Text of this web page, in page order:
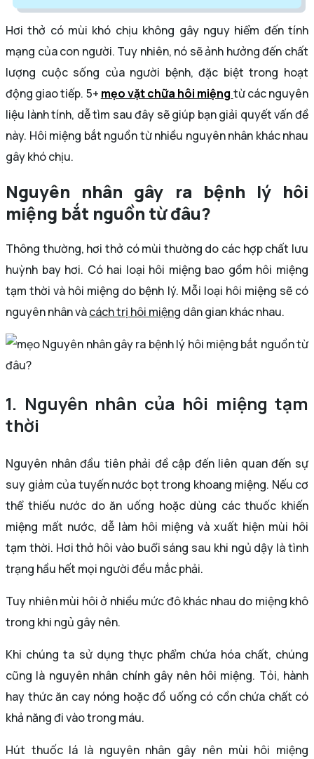
Hơi thở có mùi khó chịu không gây nguy hiểm đến tính
mạng của con người. Tuy nhiên, nó sẽ ảnh hưởng đến chất
lượng cuộc sống của người bệnh, đặc biệt trong hoạt
động giao tiếp. 5+ mẹo vặt chữa hôi miệng từ các nguyên
liệu lành tính, dễ tìm sau đây sẽ giúp bạn giải quyết vấn đề
này. Hôi miệng bắt nguồn từ nhiều nguyên nhân khác nhau
gây khó chịu.
Nguyên nhân gây ra bệnh lý hôi
miệng bắt nguồn từ đâu?
Thông thường, hơi thở có mùi thường do các hợp chất lưu
huỳnh bay hơi. Có hai loại hôi miệng bao gồm hôi miệng
tạm thời và hôi miệng do bệnh lý. Mỗi loại hôi miệng sẽ có
nguyên nhân vàcách trị hôi miệng dân gian khác nhau.
Nguyên nhân gây ra bệnh lý hôi miệng bắt nguồn từ
đâu?
1. Nguyên nhân của hôi miệng tạm
thời
Nguyên nhân đầu tiên phải đề cập đến liên quan đến sự
suy giảm của tuyến nước bọt trong khoang miệng. Nếu cơ
thể thiếu nước do ăn uống hoặc dùng các thuốc khiến
miệng mất nước, dễ làm hôi miệng và xuất hiện mùi hôi
tạm thời. Hơi thở hôi vào buổi sáng sau khi ngủ dậy là tình
trạng hầu hết mọi người đều mắc phải.
Tuy nhiên mùi hôi ở nhiều mức đô khác nhau do miệng khô
trong khi ngủ gây nên.
Khi chúng ta sử dụng thực phẩm chứa hóa chất, chúng
cũng là nguyên nhân chính gây nên hôi miệng. Tỏi, hành
hay thức ăn cay nóng hoặc đồ uống có cồn chứa chất có
khả năng đi vào trong máu.
Hút thuốc lá là nguyên nhân gây nên mùi hôi miệng